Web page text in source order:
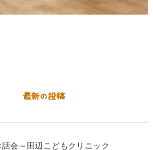
最新の投稿
会～田辺こどもクリニック